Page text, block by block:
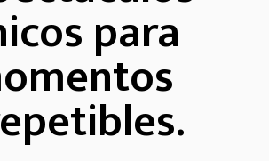
para